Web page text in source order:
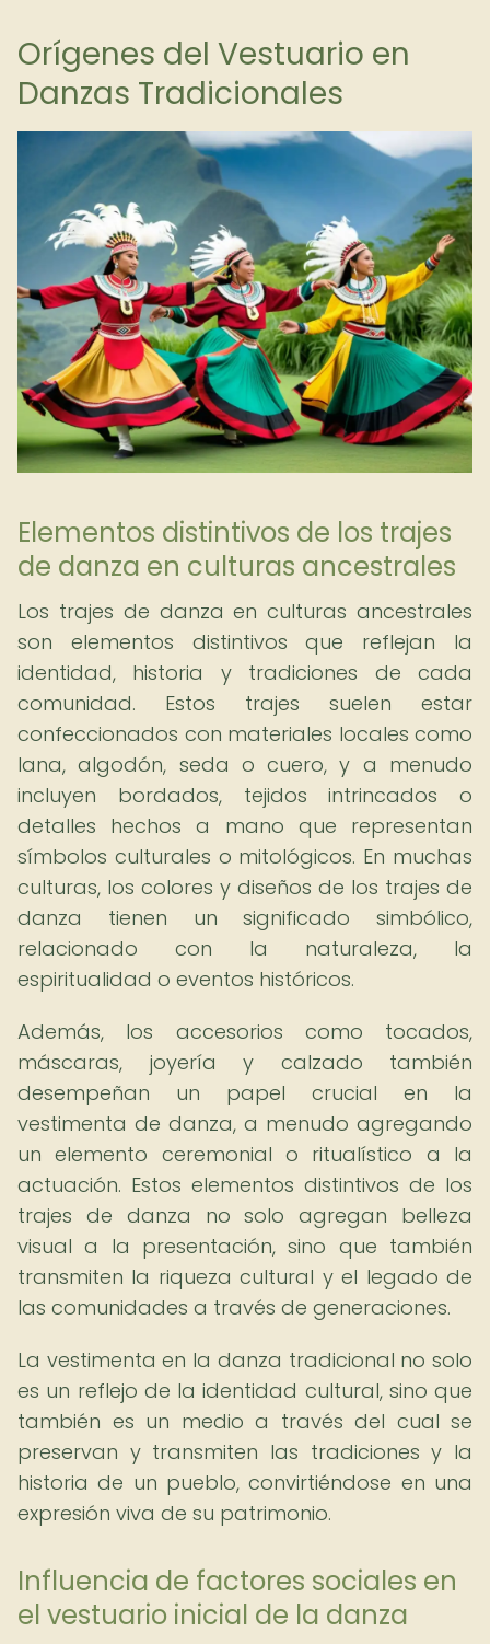
Orígenes del Vestuario en
Danzas Tradicionales
Elementos distintivos de los trajes
de danza en culturas ancestrales
Los trajes de danza en culturas ancestrales
son elementos distintivos que reflejan la
identidad, historia y tradiciones de cada
comunidad. Estos trajes suelen estar
confeccionados con materiales locales como
lana, algodón, seda o cuero, y a menudo
incluyen bordados, tejidos intrincados o
detalles hechos a mano que representan
símbolos culturales o mitológicos. En muchas
culturas, los colores y diseños de los trajes de
danza tienen un significado simbólico,
relacionado con la naturaleza, la
espiritualidad o eventos históricos.
Además, los accesorios como tocados,
máscaras, joyería y calzado también
desempeñan un papel crucial en la
vestimenta de danza, a menudo agregando
un elemento ceremonial o ritualístico a la
actuación. Estos elementos distintivos de los
trajes de danza no solo agregan belleza
visual a la presentación, sino que también
transmiten la riqueza cultural y el legado de
las comunidades a través de generaciones.
La vestimenta en la danza tradicional no solo
es un reflejo de la identidad cultural, sino que
también es un medio a través del cual se
preservan y transmiten las tradiciones y la
historia de un pueblo, convirtiéndose en una
expresión viva de su patrimonio.
Influencia de factores sociales en
el vestuario inicial de la danza